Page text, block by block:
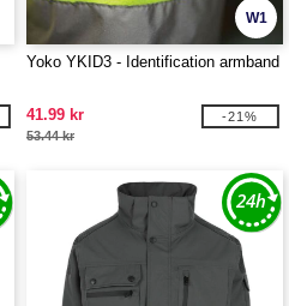
W1
Yoko YKID3 - Identification armband
41.99 kr
53.44 kr
-21%